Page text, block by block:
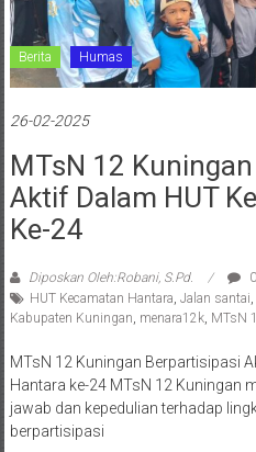
Berita Humas
26-02-2025
MTsN 12
Aktif Dalam HUT
Ke-24
Diposkan Oleh:Robani, S.Pd.
HUT Kecamatan Hantara, Jalan santai,
Kabupaten Kuningan, menara12k, MTsN
MTsN 12 Kuningan Berpartisipasi
Hantara ke-24 MTsN 12 Kuningan
jawab dan kepedulian terhadap
berpartisipasi